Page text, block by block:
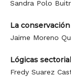
Sandra Polo
La
Jaime Moreno
Lógicas
Fredy Suarez